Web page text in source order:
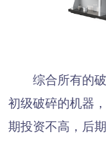
综合所有的破
初级破碎的机器
期投资不高，后